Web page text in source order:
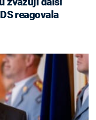
reagovala